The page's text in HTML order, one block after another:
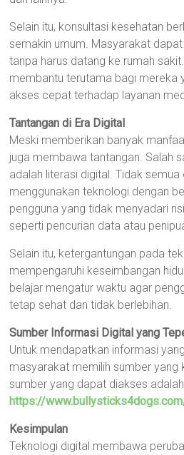
Selain itu, konsultasi kesehatan
semakin umum. Masyarakat
tanpa harus datang ke rumah
membantu terutama bagi mereka
akses cepat terhadap layanan
Tantangan di Era Digital
Meski memberikan banyak
juga membawa tantangan. Salah
adalah literasi digital. Tidak
menggunakan teknologi dengan
pengguna yang tidak menyadari
seperti pencurian data atau
Selain itu, ketergantungan pada
mempengaruhi keseimbangan
belajar mengatur waktu agar
tetap sehat dan tidak berlebihan.
Sumber Informasi Digital yang
Untuk mendapatkan informasi
masyarakat memilih sumber yang
sumber yang dapat diakses
https://
Kesimpulan
Teknologi digital membawa